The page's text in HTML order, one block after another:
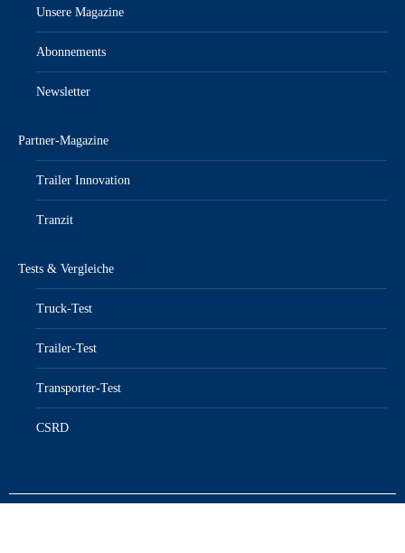
Unsere Magazine
Abonnements
Newsletter
Partner-Magazine
Trailer Innovation
Tranzit
Tests & Vergleiche
Truck-Test
Trailer-Test
Transporter-Test
CSRD